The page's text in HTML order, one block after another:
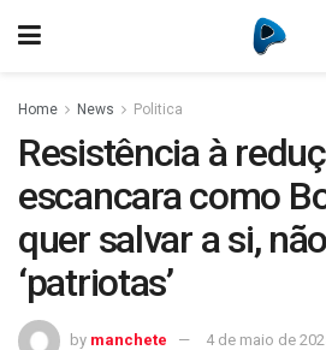
Home News Politica
Resistência à
escancara como
quer salvar a si,
‘patriotas’
by manchete 4 de maio de